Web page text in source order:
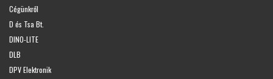
Cégünkről
D és Tsa Bt.
DINO-LITE
DLB
DPV Elektronik